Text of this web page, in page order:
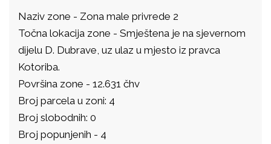
Naziv zone - Zona male privrede 2
Točna lokacija zone - Smještena je na sjevernom
dijelu D. Dubrave, uz ulaz u mjesto iz pravca
Kotoriba.
Površina zone - 12.631 čhv
Broj parcela u zoni: 4
Broj slobodnih: 0
Broj popunjenih - 4